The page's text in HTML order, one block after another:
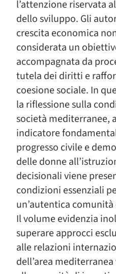
l’attenzione riservata
dello sviluppo. Gli
crescita economica
considerata un
accompagnata da
tutela dei diritti e
coesione sociale. In
la riflessione sulla
società mediterranee,
indicatore
progresso civile e
delle donne
decisionali viene
condizioni essenziali
un’autentica
Il volume evidenzia
superare approcci
alle relazioni
dell’area